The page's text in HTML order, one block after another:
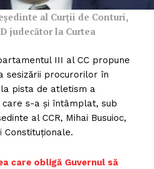
al Curții de Conturi,
judecător la Curtea
III al CC propune
sesizării procurorilor în
pista de atletism a
care s-a și întâmplat, sub
al CCR, Mihai Busuioc,
Constituționale.
care obligă Guvernul să